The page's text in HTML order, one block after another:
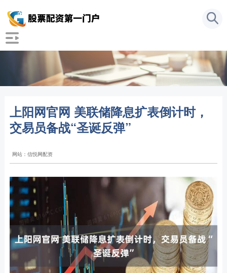
上阳网官网 美联储降息扩表倒计时，
交易员备战“圣诞反弹”
网站：信悦网配资